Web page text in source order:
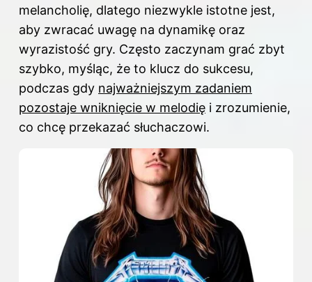
melancholię, dlatego niezwykle istotne jest,
aby zwracać uwagę na dynamikę oraz
wyrazistość gry. Często zaczynam grać zbyt
szybko, myśląc, że to klucz do sukcesu,
podczas gdy najważniejszym zadaniem
pozostaje wniknięcie w melodię i zrozumienie,
co chcę przekazać słuchaczowi.